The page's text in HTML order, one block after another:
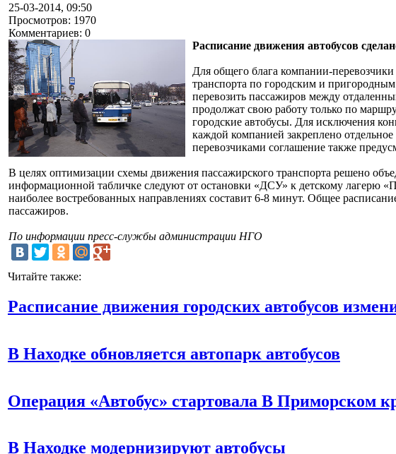
25-03-2014, 09:50
Просмотров: 1970
Комментариев: 0
Расписание движения автобусов
Для общего блага компании-
транспорта по городским и
перевозить пассажиров между
продолжат свою работу только по
городские автобусы. Для исключения
каждой компанией закреплено
перевозчиками соглашение также
В целях оптимизации схемы движения пассажирского транспорта решено
информационной табличке следуют от остановки «ДСУ» к детскому лагерю
наиболее востребованных направлениях составит 6-8 минут. Общее
пассажиров.
По информации пресс-службы администрации НГО
Читайте также:
Расписание движения городских автобусов
В Находке обновляется автопарк автобусов
Операция «Автобус» стартовала В Приморском
В Находке модернизируют автобусы